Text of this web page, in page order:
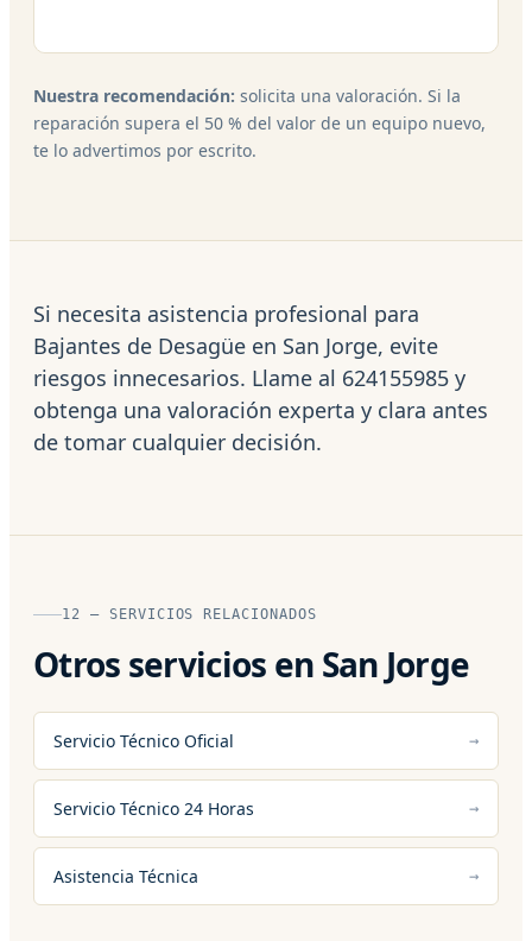
Nuestra recomendación: solicita una valoración. Si la
reparación supera el 50 % del valor de un equipo nuevo,
te lo advertimos por escrito.
Si necesita asistencia profesional para
Bajantes de Desagüe en San Jorge, evite
riesgos innecesarios. Llame al 624155985 y
obtenga una valoración experta y clara antes
de tomar cualquier decisión.
12 — SERVICIOS RELACIONADOS
Otros servicios en San Jorge
Servicio Técnico Oficial
Servicio Técnico 24 Horas
Asistencia Técnica